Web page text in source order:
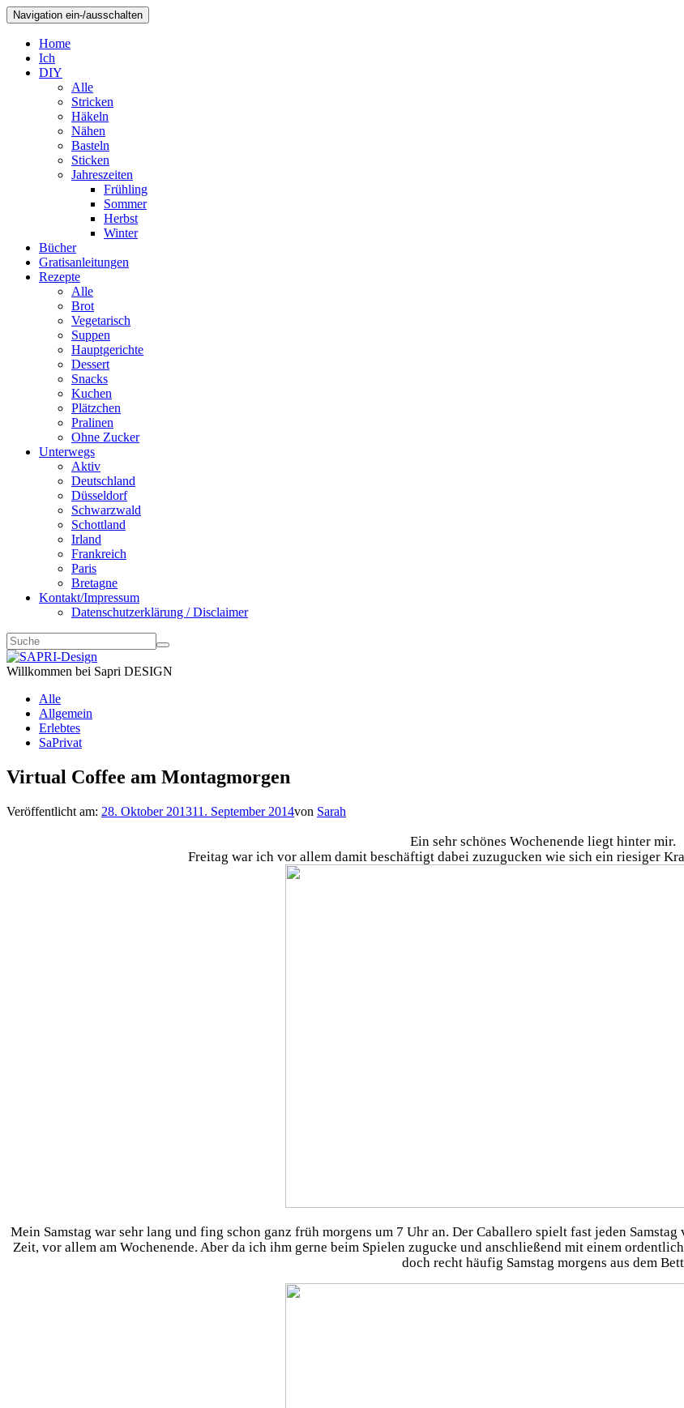
Navigation ein-/ausschalten
Home
Ich
DIY
Alle
Stricken
Häkeln
Nähen
Basteln
Sticken
Jahreszeiten
Frühling
Sommer
Herbst
Winter
Bücher
Gratisanleitungen
Rezepte
Alle
Brot
Vegetarisch
Suppen
Hauptgerichte
Dessert
Snacks
Kuchen
Plätzchen
Pralinen
Ohne Zucker
Unterwegs
Aktiv
Deutschland
Düsseldorf
Schwarzwald
Schottland
Irland
Frankreich
Paris
Bretagne
Kontakt/Impressum
Datenschutzerklärung / Disclaimer
Willkommen bei Sapri DESIGN
Alle
Allgemein
Erlebtes
SaPrivat
Virtual Coffee am Montagmorgen
Veröffentlicht am: 28. Oktober 201311. September 2014von Sarah
Ein sehr schönes Wochenende liegt hinter mir.
Freitag war ich vor allem damit beschäftigt dabei zuzugucken wie sich ein riesiger
Mein Samstag war sehr lang und fing schon ganz früh morgens um 7 Uhr an. Der Caballero spielt fast jeden
Zeit, vor allem am Wochenende. Aber da ich ihm gerne beim Spielen zugucke und anschließend mit einem
doch recht häufig Samstag morgens aus dem